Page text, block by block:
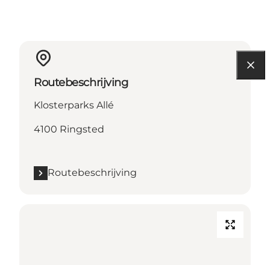
Routebeschrijving
Klosterparks Allé
4100 Ringsted
Routebeschrijving